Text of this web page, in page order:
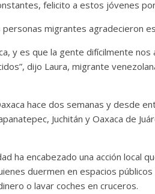
felicito a estos jóvenes por
migrantes agradecieron
y es que la gente difícilmente
dijo Laura, migrante
hace dos semanas y desde
Juchitán y Oaxaca de
ha encabezado una acción local
duermen en espacios
o lavar coches en cruceros.